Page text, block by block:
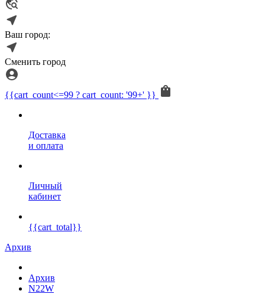
Ваш город:
Сменить город
{{cart_count<=99 ? cart_count: '99+' }}
Доставка
и оплата
Личный
кабинет
{{cart_total}}
Архив
Архив
N22W